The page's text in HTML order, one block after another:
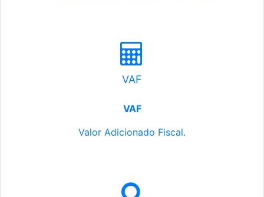
VAF
VAF
Valor Adicionado Fiscal.